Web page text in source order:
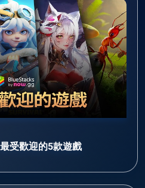
受歡迎的5款遊戲